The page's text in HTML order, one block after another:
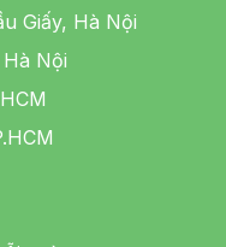
Giấy, Hà Nội
Nội